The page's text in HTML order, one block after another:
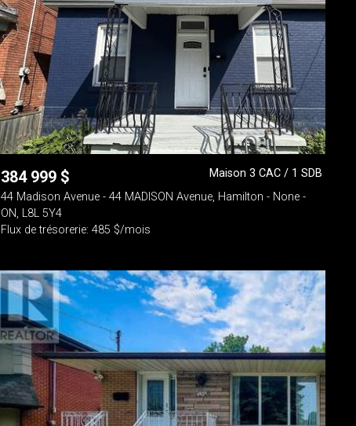
384 999 $
Maison 3 CAC / 1 SDB
44 Madison Avenue - 44 MADISON Avenue, Hamilton - None -
ON, L8L 5Y4
Flux de trésorerie: 485 $/mois